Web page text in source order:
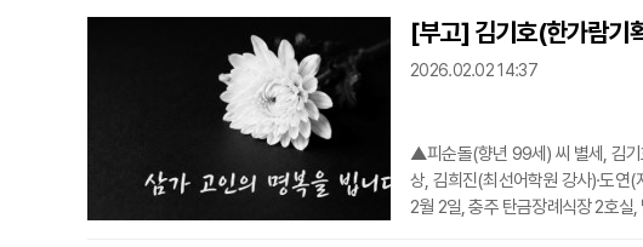
[부고] 김기호(한가람기
2026.02.02 14:37
▲피순돌(향년 99세) 씨 별세, 김기
상, 김희진(최선어학원 강사)·도연
2월 2일, 충주 탄금장례식장 2호